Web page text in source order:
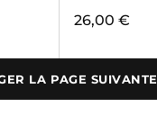
26,00 €
LA PAGE SUIVANTE